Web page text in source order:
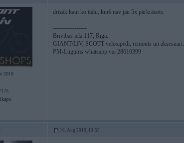
2010
drīzāk kaut ko tādu, kurš nav jau 5x pārkrāsots.
-----------------
Brīvības iela 117, Rīga.
GIANT/LIV, SCOTT velosipēdi, remonts un aksesuāri.
PM-Lūgums whatsapp vai 28610399
16. Aug 2016, 13:53